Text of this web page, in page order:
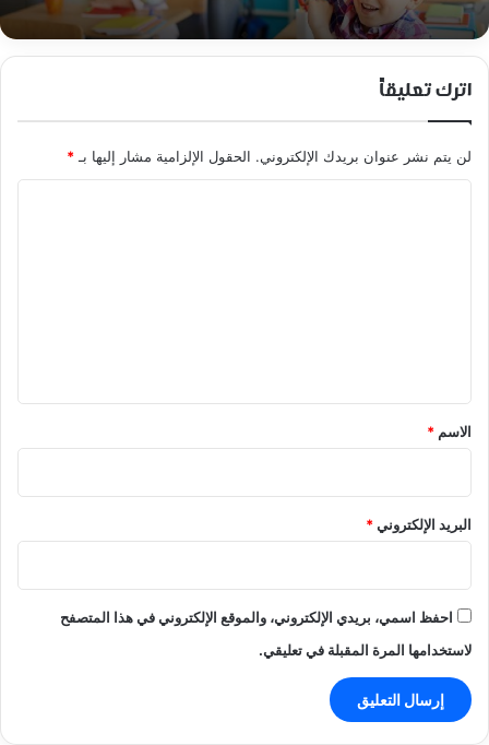
اترك تعليقاً
لن يتم نشر عنوان بريدك الإلكتروني. الحقول الإلزامية مشار إليها بـ*
*
الاسم *
البريد الإلكتروني*
احفظ اسمي، بريدي الإلكتروني، والموقع الإلكتروني في هذا المتصفح
لاستخدامها المرة المقبلة في تعليقي.